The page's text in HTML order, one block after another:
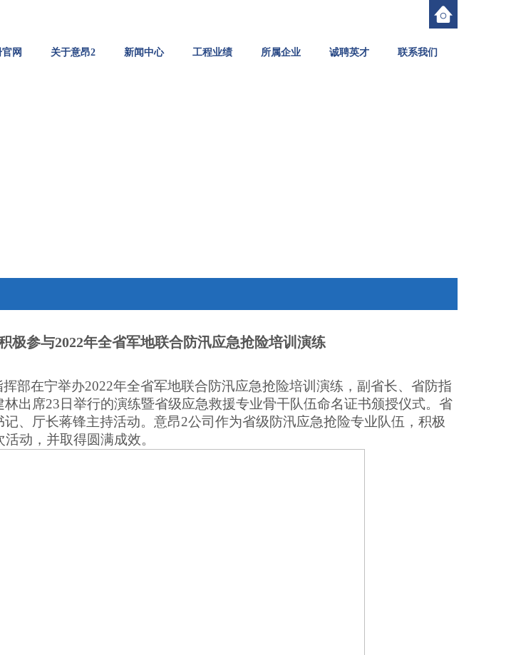
网 关于意昂2 新闻中心 工程业绩 所属企业 诚聘英才 联系我们
极参与2022年全省军地联合防汛应急抢险培训演练
部在宁举办2022年全省军地联合防汛应急抢险培训演练，副省长、省防指
出席23日举行的演练暨省级应急救援专业骨干队伍命名证书颁授仪式。省
、厅长蒋锋主持活动。 意昂2公司作为省级防汛应急抢险专业队伍 ，积极
动，并取得圆满成效。